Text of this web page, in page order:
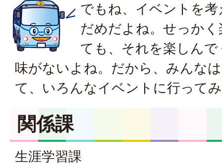
でもね、イベントを
だめだよね。せっか
ても、それを楽しん
味がないよね。だから、みんな
て、いろんなイベントに行って
関係課
生涯学習課